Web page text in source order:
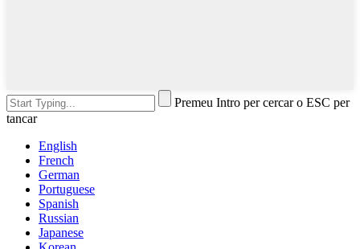
Premeu Intro per cercar o ESC per
tancar
English
French
German
Portuguese
Spanish
Russian
Japanese